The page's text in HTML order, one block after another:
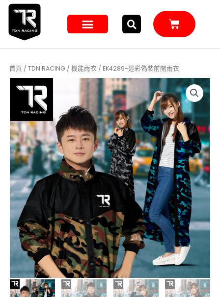
購
物
籃
首頁 / TDN RACING / 機能雨衣 / EK4289-迷彩偽裝前開雨衣